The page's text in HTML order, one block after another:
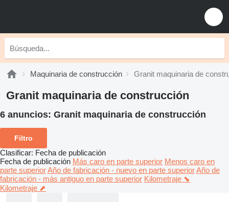
Maquinaria de construcción Granit maquinaria de
Granit maquinaria de construcción
6 anuncios: Granit maquinaria de construcción
Filtro
Clasificar: Fecha de publicación
Fecha de publicación Más caro en parte superior Menos caro en
parte superiorAño de fabricación - nuevo en parte superiorAño de
fabricación - más antiguo en parte superior Kilometraje ⬊
Kilometraje ⬈